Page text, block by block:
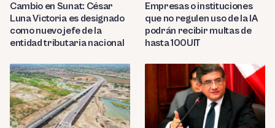
Cambio en Sunat: César
Luna Victoria es designado
como nuevo jefe de la
entidad tributaria nacional
Empresas o instituciones
que no regulen uso de la IA
podrán recibir multas de
hasta 100UIT